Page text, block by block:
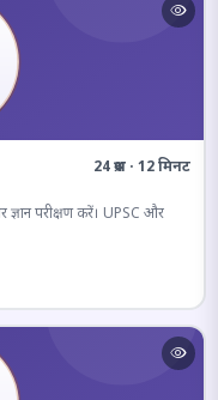
24 प्रश्न · 12 मिनट
ज्ञान परीक्षण करें। UPSC और